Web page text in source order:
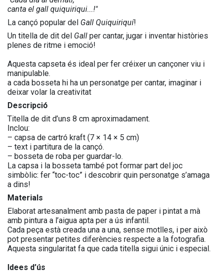
canta el gall quiquiriqui...!"
La cançó popular del Gall Quiquiriquí!
Un titella de dit del Gall per cantar, jugar i inventar històries
plenes de ritme i emoció!
Aquesta capseta és ideal per fer créixer un cançoner viu i
manipulable.
a cada bosseta hi ha un personatge per cantar, imaginar i
deixar volar la creativitat
Descripció
Titella de dit d’uns 8 cm aproximadament.
Inclou:
– capsa de cartró kraft (7 × 14 × 5 cm)
– text i partitura de la cançó.
– bosseta de roba per guardar-lo.
La capsa i la bosseta també pot formar part del joc
simbòlic: fer “toc-toc” i descobrir quin personatge s’amaga
a dins!
Materials
Elaborat artesanalment amb pasta de paper i pintat a mà
amb pintura a l’aigua apta per a ús infantil.
Cada peça està creada una a una, sense motlles, i per això
pot presentar petites diferències respecte a la fotografia.
Aquesta singularitat fa que cada titella sigui únic i especial.
Idees d’ús